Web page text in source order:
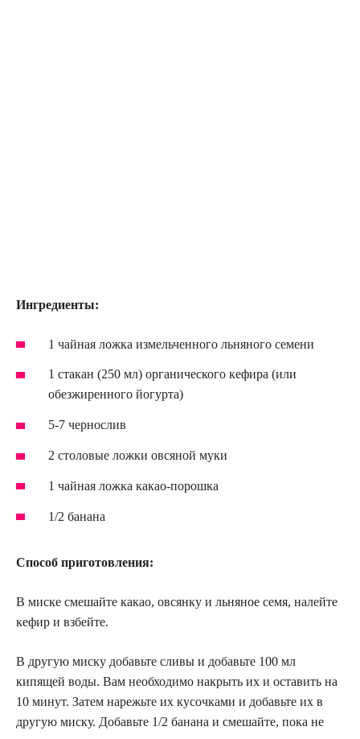
Ингредиенты:
1 чайная ложка измельченного льняного семени
1 стакан (250 мл) органического кефира (или
обезжиренного йогурта)
5-7 чернослив
2 столовые ложки овсяной муки
1 чайная ложка какао-порошка
1/2 банана
Способ приготовления:
В миске смешайте какао, овсянку и льняное семя, налейте
кефир и взбейте.
В другую миску добавьте сливы и добавьте 100 мл
кипящей воды. Вам необходимо накрыть их и оставить на
10 минут. Затем нарежьте их кусочками и добавьте их в
другую миску. Добавьте 1/2 банана и смешайте, пока не